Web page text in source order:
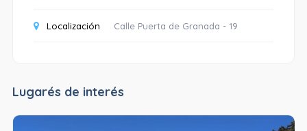
Localización Calle Puerta de Granada - 19
Lugarés de interés